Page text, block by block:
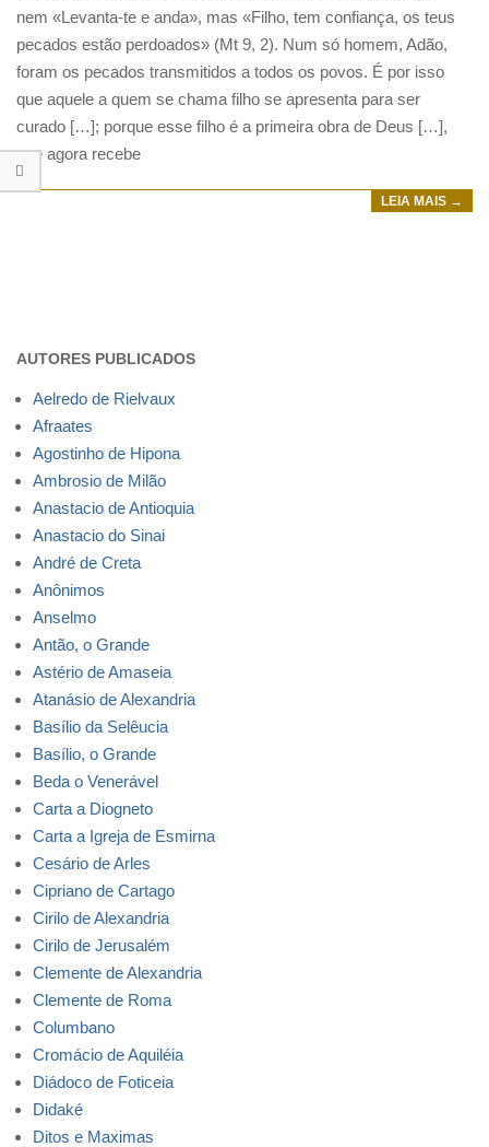
nem «Levanta-te e anda», mas «Filho, tem confiança, os teus
pecados estão perdoados» (Mt 9, 2). Num só homem, Adão,
foram os pecados transmitidos a todos os povos. É por isso
que aquele a quem se chama filho se apresenta para ser
curado […]; porque esse filho é a primeira obra de Deus […],
que agora recebe
LEIA MAIS →
AUTORES PUBLICADOS
Aelredo de Rielvaux
Afraates
Agostinho de Hipona
Ambrosio de Milão
Anastacio de Antioquia
Anastacio do Sinai
André de Creta
Anônimos
Anselmo
Antão, o Grande
Astério de Amaseia
Atanásio de Alexandria
Basílio da Selêucia
Basílio, o Grande
Beda o Venerável
Carta a Diogneto
Carta a Igreja de Esmirna
Cesário de Arles
Cipriano de Cartago
Cirilo de Alexandria
Cirilo de Jerusalém
Clemente de Alexandria
Clemente de Roma
Columbano
Cromácio de Aquiléia
Diádoco de Foticeia
Didaké
Ditos e Maximas